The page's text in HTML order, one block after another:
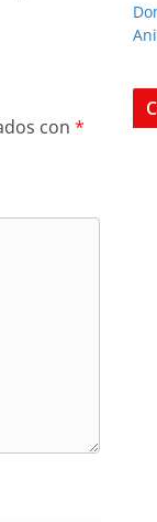
con *